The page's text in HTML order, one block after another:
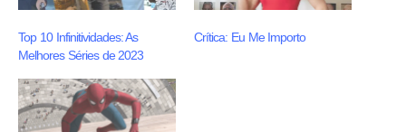
Top 10 Infinitividades: As
Melhores Séries de 2023
Crítica: Eu Me Importo